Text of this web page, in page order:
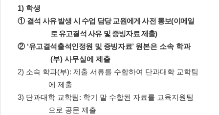
1) 학생
① 결석 사유 발생 시 수업 담당 교원에게 사전 통보(이메일
로 유고결석 사유 및 증빙자료 제출)
② ‘유고결석출석인정원 및 증빙자료’ 원본은 소속 학과
(부) 사무실에 제출
2) 소속 학과(부): 제출 서류를 수합하여 단과대학 교학팀
에 제출
3) 단과대학 교학팀: 학기 말 수합된 자료를 교육지원팀
으로 공문 제출